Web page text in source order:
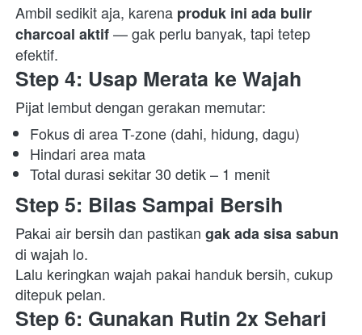
Ambil sedikit aja, karena produk ini ada bulir
charcoal aktif — gak perlu banyak, tapi tetep
efektif.
Step 4: Usap Merata ke Wajah
Pijat lembut dengan gerakan memutar:
Fokus di area T-zone (dahi, hidung, dagu)
Hindari area mata
Total durasi sekitar 30 detik – 1 menit
Step 5: Bilas Sampai Bersih
Pakai air bersih dan pastikan gak ada sisa sabun
di wajah lo.
Lalu keringkan wajah pakai handuk bersih, cukup
ditepuk pelan.
Step 6: Gunakan Rutin 2x Sehari